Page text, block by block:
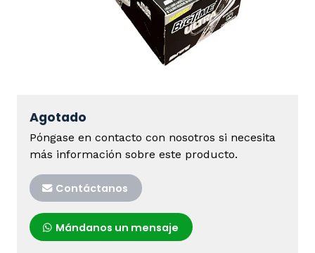
Agotado
Póngase en contacto con nosotros si necesita
más información sobre este producto.
Contáctanos
Mándanos un mensaje